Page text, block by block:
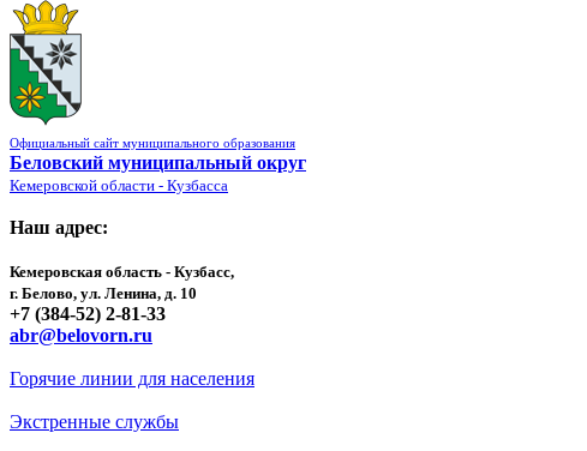
Официальный сайт муниципального образования
Беловский муниципальный округ
Кемеровской области - Кузбасса
Наш адрес:
Кемеровская область - Кузбасс,
г. Белово, ул. Ленина, д. 10
+7 (384-52) 2-81-33
abr@belovorn.ru
Горячие линии для населения
Экстренные службы